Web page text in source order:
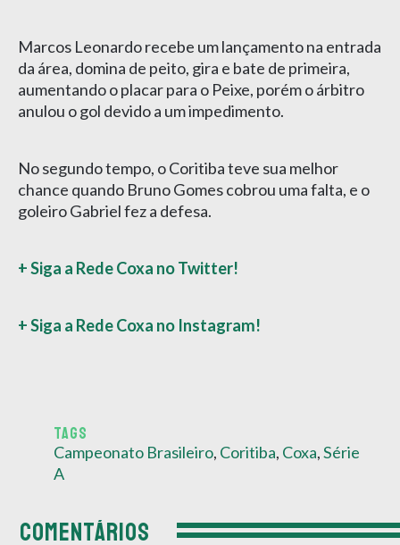
Marcos Leonardo recebe um lançamento na entrada
da área, domina de peito, gira e bate de primeira,
aumentando o placar para o Peixe, porém o árbitro
anulou o gol devido a um impedimento.
No segundo tempo, o Coritiba teve sua melhor
chance quando Bruno Gomes cobrou uma falta, e o
goleiro Gabriel fez a defesa.
+ Siga a Rede Coxa no Twitter!
+ Siga a Rede Coxa no Instagram!
TAGS
Campeonato Brasileiro, Coritiba, Coxa,Série
A
COMENTÁRIOS